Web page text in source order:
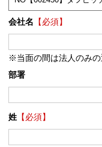
会社名 【必須】
※当面の間は法人のみの
部署
姓【必須】